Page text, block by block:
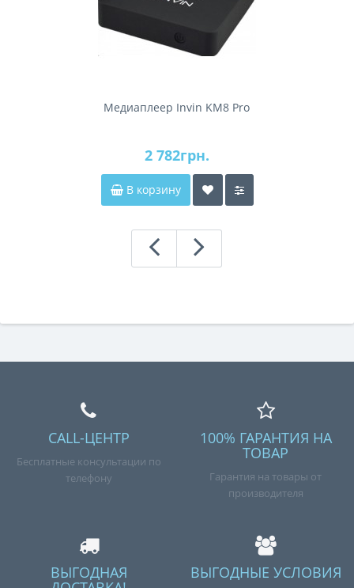
Медиаплеер Invin KM8 Pro
2 782грн.
В корзину
CALL-ЦЕНТР
Бесплатные консультации по
телефону
100% ГАРАНТИЯ НА
ТОВАР
Гарантия на товары от
производителя
ВЫГОДНАЯ ВЫГОДНЫЕ УСЛОВИЯ